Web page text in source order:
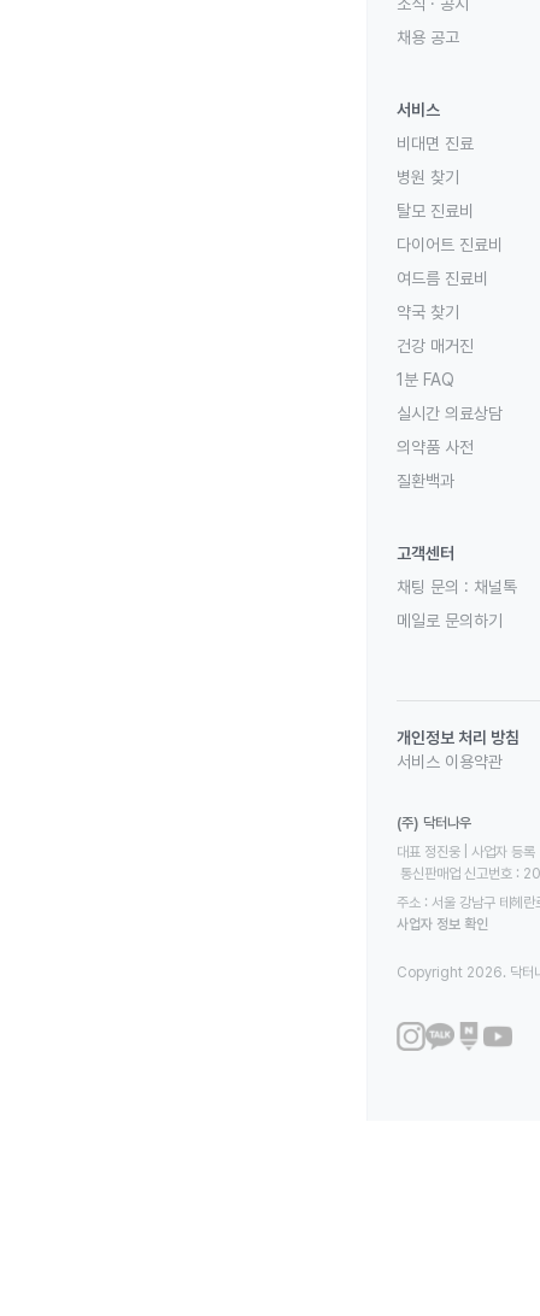
채용 공고
서비스
비대면 진료
병원 찾기
탈모 진료비
다이어트 진료비
여드름 진료비
약국 찾기
건강 매거진
1분 FAQ
실시간 의료상담
의약품 사전
질환백과
고객센터
채팅 문의 : 채널톡
메일로 문의하기
개인정보 처리 방침
서비스 이용약관
(주) 닥터나우
대표 정진웅 | 사업자
통신판매업 신고번호
주소 : 서울 강남구 테헤
사업자 정보 확인
Copyright 2026. 닥터